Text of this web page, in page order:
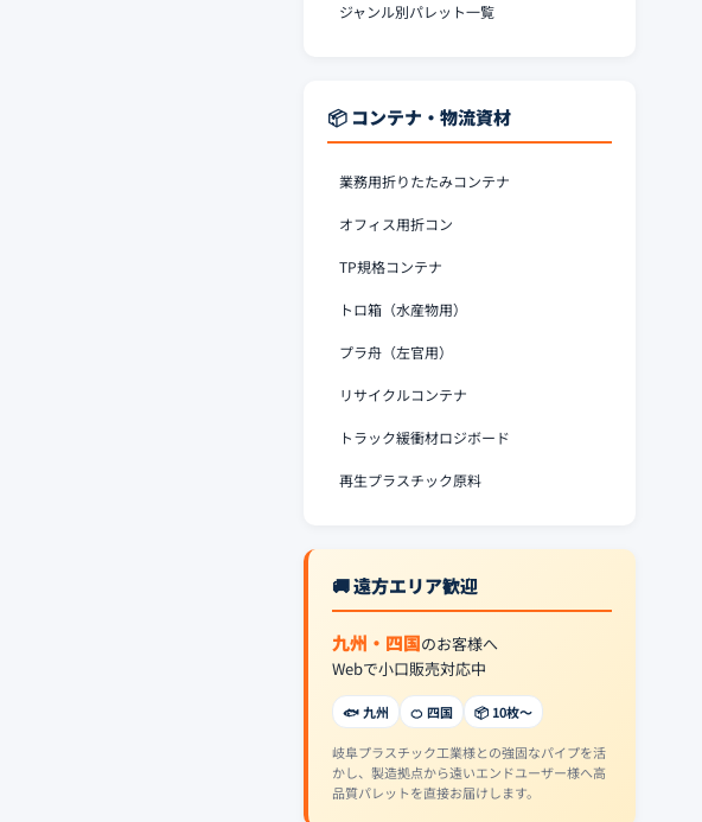
ジャンル別パレット一覧
📦 コンテナ・物流資材
業務用折りたたみコンテナ
オフィス用折コン
TP規格コンテナ
トロ箱（水産物用）
プラ舟（左官用）
リサイクルコンテナ
トラック緩衝材ロジボード
再生プラスチック原料
🚚 遠方エリア歓迎
九州・四国のお客様へ
Webで小口販売対応中
🐟 九州 🍊 四国 📦 10枚〜
岐阜プラスチック工業様との強固なパイプを活
かし、製造拠点から遠いエンドユーザー様へ高
品質パレットを直接お届けします。